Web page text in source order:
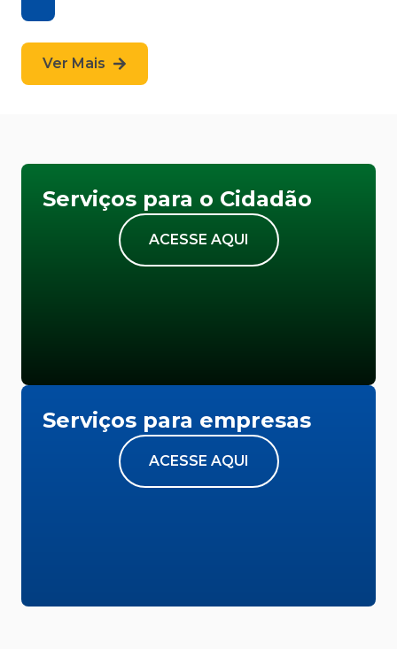
Ver Mais
Serviços para o Cidadão
ACESSE AQUI
Serviços para empresas
ACESSE AQUI